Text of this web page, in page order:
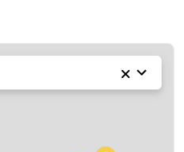
International